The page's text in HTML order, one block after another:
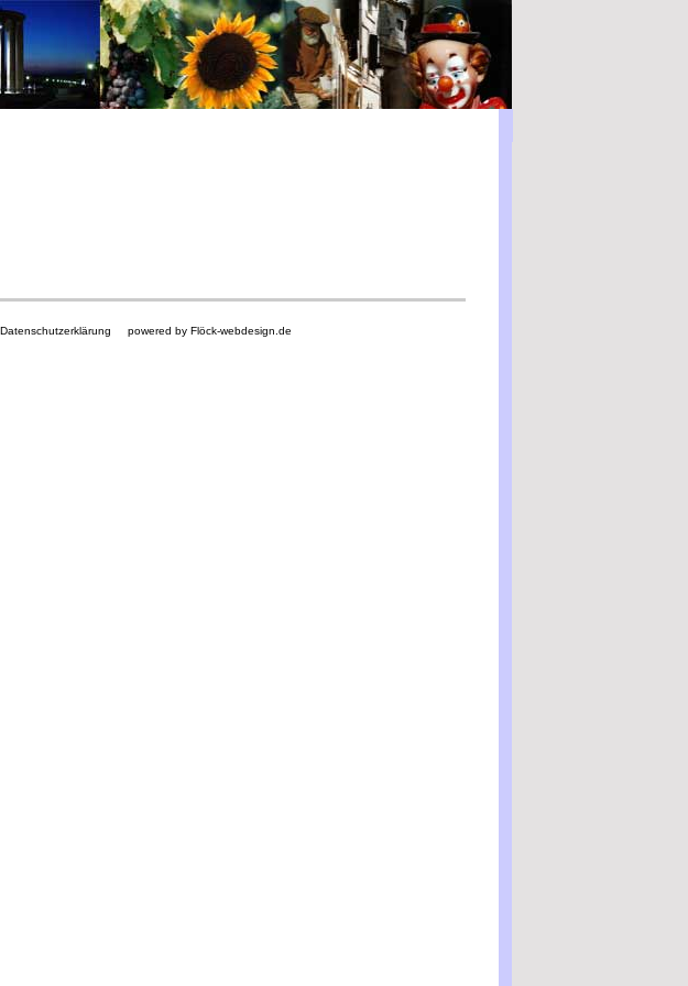
Datenschutzerklärung powered by Flöck-webdesign.de